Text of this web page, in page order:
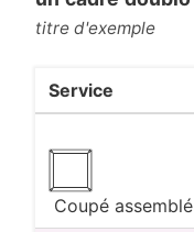
titre d'exemple
Service
Coupé assemblé